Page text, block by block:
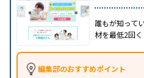
誰もが知って
材を最低2回
編集部のおすすめポイント